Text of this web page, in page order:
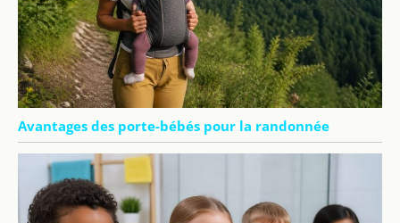
Avantages des porte-bébés pour la randonnée